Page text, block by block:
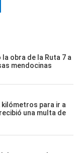
obra de la Ruta 7 a
mendocinas
para ir a
una multa de